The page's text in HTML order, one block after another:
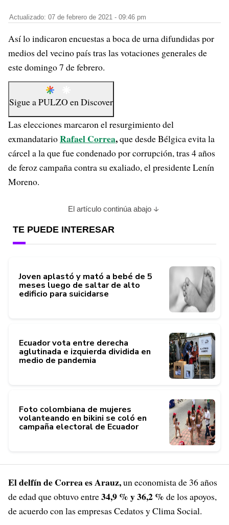
Actualizado: 07 de febrero de 2021 - 09:46 pm
Así lo indicaron encuestas a boca de urna difundidas por
medios del vecino país tras las votaciones generales de
este domingo 7 de febrero.
Sigue aPULZO enDiscover
Las elecciones marcaron el resurgimiento del
exmandatarioRafael Correa,que desde Bélgica evita la
cárcel a la que fue condenado por corrupción, tras 4 años
de feroz campaña contra su exaliado, el presidente Lenín
Moreno.
El artículo continúa abajo
TE PUEDE INTERESAR
Joven aplastó y mató a bebé de 5
meses luego de saltar de alto
edificio para suicidarse
Ecuador vota entre derecha
aglutinada e izquierda dividida en
medio de pandemia
Foto colombiana de mujeres
volanteando en bikini se coló en
campaña electoral de Ecuador
El delfín de Correa es Arauz,un economista de 36 años
de edad que obtuvo entre34,9 % y 36,2 % de los apoyos,
de acuerdo con las empresas Cedatos y Clima Social.